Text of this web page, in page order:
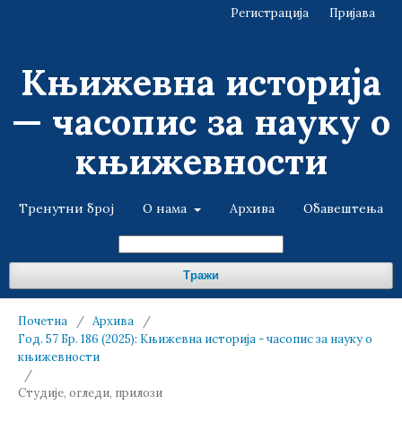
Књижевна историја
— часопис за науку о
књижевности
Тренутни број О нама Архива Обавештења
Тражи
Регистрација Пријава
Почетна / Архива
/
Год. 57 Бр. 186 (2025): Књижевна историја - часопис за науку о
књижевности
/
Студије, огледи, прилози